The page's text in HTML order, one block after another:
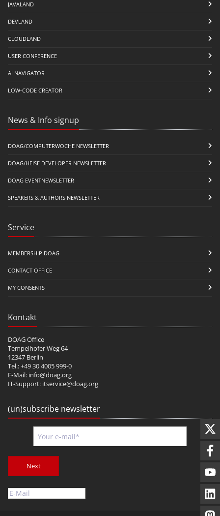
JAVALAND
DEVLAND
CLOUDLAND
USER CONFERENCE
AI NAVIGATOR
LOW-CODE CREATOR
News & Info signup
DOAG/COMPUTERWOCHE NEWSLETTER
DOAG/HEISE DEVELOPER NEWSLETTER
DOAG EVENTNEWSLETTER
SPEAKERS & AUTHORS NEWSLETTER
Service
MEMBERSHIP DOAG
CONTACT OFFICE
MY CONSENTS
Kontakt
DOAG Office
Tempelhofer Weg 64
12347 Berlin
Tel.: +49 30 4005 999-0
E-Mail: info@doag.org
IT-Support: itservice@doag.org
(un)subscribe newsletter
Next